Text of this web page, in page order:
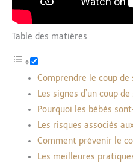
Table des matières
Comprendre le coup de
Les signes d’un coup
Pourquoi les bébés
Les risques associés
Comment prévenir le
Les meilleures